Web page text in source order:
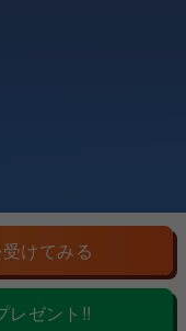
Reserved.
けてみる
レゼント!!